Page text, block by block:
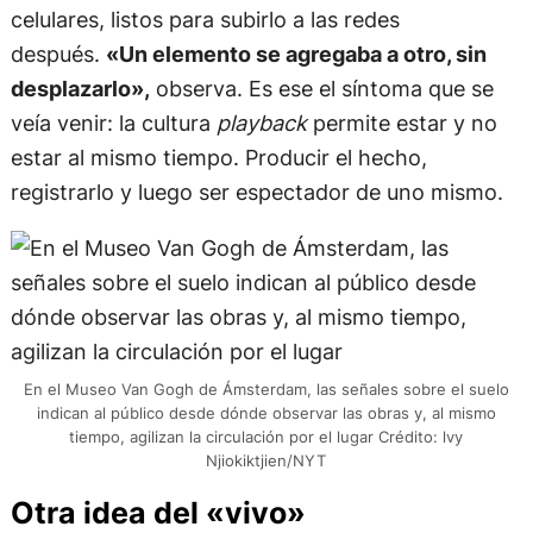
celulares, listos para subirlo a las redes
después. «Un elemento se agregaba a otro, sin
desplazarlo», observa. Es ese el síntoma que se
veía venir: la cultura playbackpermite estar y no
estar al mismo tiempo. Producir el hecho,
registrarlo y luego ser espectador de uno mismo.
En el Museo Van Gogh de Ámsterdam, las señales sobre el suelo
indican al público desde dónde observar las obras y, al mismo
tiempo, agilizan la circulación por el lugar Crédito: lvy
Njiokiktjien/NYT
Otra idea del «vivo»